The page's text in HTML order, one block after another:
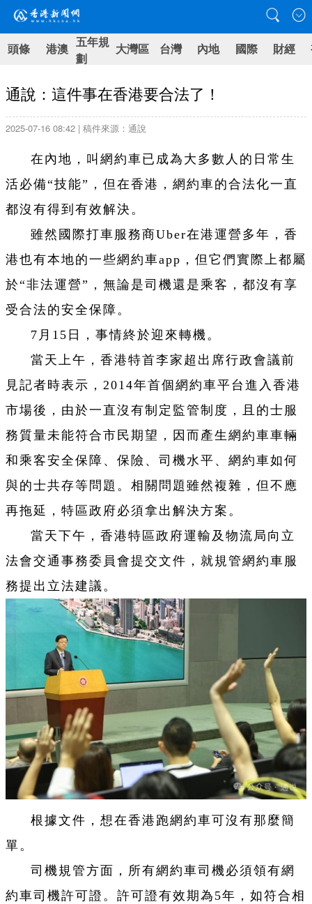
頭條 港澳 五年規
劃
大灣區 台灣 內地 國際 財經
通說：這件事在香港要合法了！
2025-07-16 08:42 | 稿件來源：通說
在內地，叫網約車已成為大多數人的日常生
活必備“技能”，但在香港，網約車的合法化一直
都沒有得到有效解決。
雖然國際打車服務商Uber在港運營多年，香
港也有本地的一些網約車app，但它們實際上都屬
於“非法運營”，無論是司機還是乘客，都沒有享
受合法的安全保障。
7月15日，事情終於迎來轉機。
當天上午，香港特首李家超出席行政會議前
見記者時表示，2014年首個網約車平台進入香港
市場後，由於一直沒有制定監管制度，且的士服
務質量未能符合市民期望，因而產生網約車車輛
和乘客安全保障、保險、司機水平、網約車如何
與的士共存等問題。相關問題雖然複雜，但不應
再拖延，特區政府必須拿出解決方案。
當天下午，香港特區政府運輸及物流局向立
法會交通事務委員會提交文件，就規管網約車服
務提出立法建議。
根據文件，想在香港跑網約車可沒有那麼簡
單。
司機規管方面，所有網約車司機必須領有網
約車司機許可證。許可證有效期為5年，如符合相